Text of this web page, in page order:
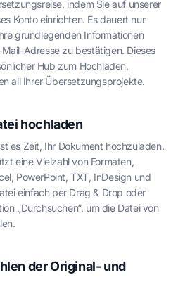
indem Sie auf unserer
Konto einrichten. Es dauert nur
grundlegenden Informationen
Adresse zu bestätigen. Dieses
Hub zum Hochladen,
all Ihrer Übersetzungsprojekte.
hochladen
es Zeit, Ihr Dokument hochzuladen.
eine Vielzahl von Formaten,
PowerPoint, TXT, InDesign und
einfach per Drag & Drop oder
„Durchsuchen“, um die Datei von
der Original- und